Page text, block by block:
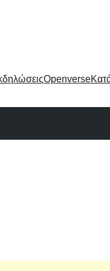
Openverse